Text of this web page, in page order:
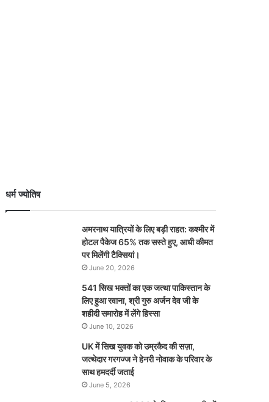
धर्म ज्योतिष
अमरनाथ यात्रियों के लिए बड़ी राहत: कश्मीर में
होटल पैकेज 65% तक सस्ते हुए, आधी कीमत
पर मिलेंगी टैक्सियां।
June 20, 2026
541 सिख भक्तों का एक जत्था पाकिस्तान के
लिए हुआ रवाना, श्री गुरु अर्जन देव जी के
शहीदी समारोह में लेंगे हिस्सा
June 10, 2026
UK में सिख युवक को उम्रकैद की सज़ा,
जत्थेदार गरगज्ज ने हेनरी नोवाक के परिवार के
साथ हमदर्दी जताई
June 5, 2026